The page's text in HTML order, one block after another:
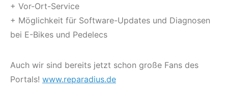
+ Vor-Ort-Service
+ Möglichkeit für Software-Updates und Diagnosen
bei E-Bikes und Pedelecs
Auch wir sind bereits jetzt schon große Fans des
Portals! www.reparadius.de